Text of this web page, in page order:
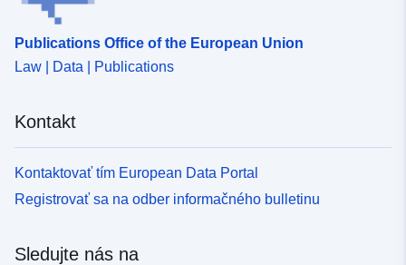
Publications Office of the European Union
Law | Data | Publications
Kontakt
Kontaktovať tím European Data Portal
Registrovať sa na odber informačného bulletinu
Sledujte nás na